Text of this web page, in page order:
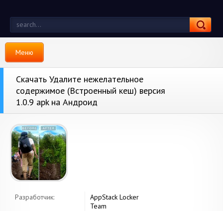
Меню
Скачать Удалите нежелательное
содержимое (Встроенный кеш) версия
1.0.9 apk на Андроид
Разработчик:
AppStack Locker
Team